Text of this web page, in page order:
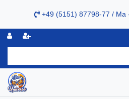
+49 (5151) 87798-77 / Ma